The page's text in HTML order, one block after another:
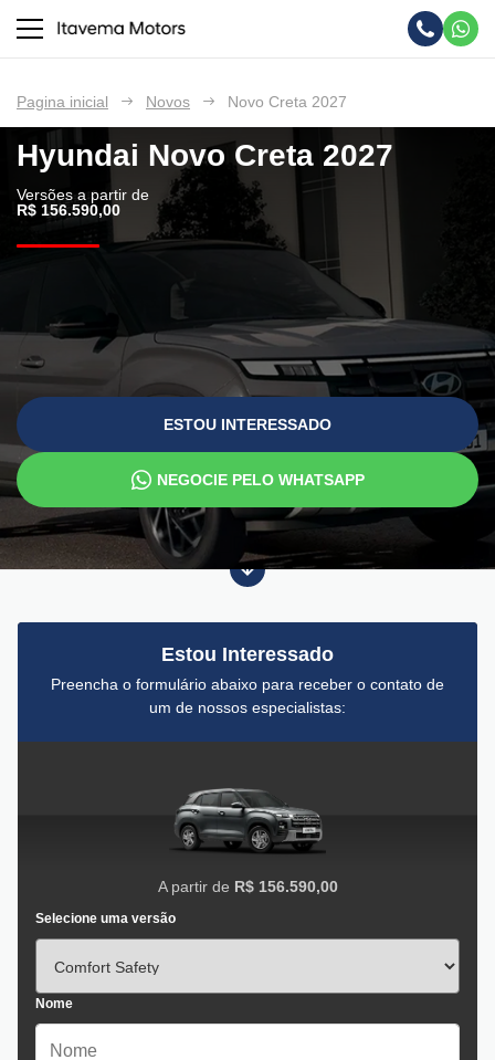
Pagina inicial Novos Novo Creta 2027
Hyundai Novo Creta 2027
Versões a partir de
R$ 156.590,00
ESTOU INTERESSADO
NEGOCIE PELO WHATSAPP
Estou Interessado
Preencha o formulário abaixo para receber o contato de
um de nossos especialistas:
A partir de R$ 156.590,00
Selecione uma versão
Nome